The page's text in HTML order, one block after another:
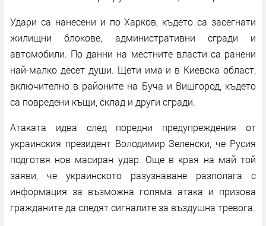
Удари са нанесени и по Харков, където са засегнати
жилищни блокове, административни сгради и
автомобили. По данни на местните власти са ранени
най-малко десет души. Щети има и в Киевска област,
включително в районите на Буча и Вишгород, където
са повредени къщи, склад и други сгради.
Атаката идва след поредни предупреждения от
украинския президент Володимир Зеленски, че Русия
подготвя нов масиран удар. Още в края на май той
заяви, че украинското разузнаване разполага с
информация за възможна голяма атака и призова
гражданите да следят сигналите за въздушна тревога.